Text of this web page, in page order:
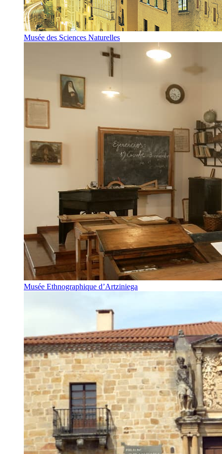
Musée des Sciences Naturelles
Musée Ethnographique d’Artziniega